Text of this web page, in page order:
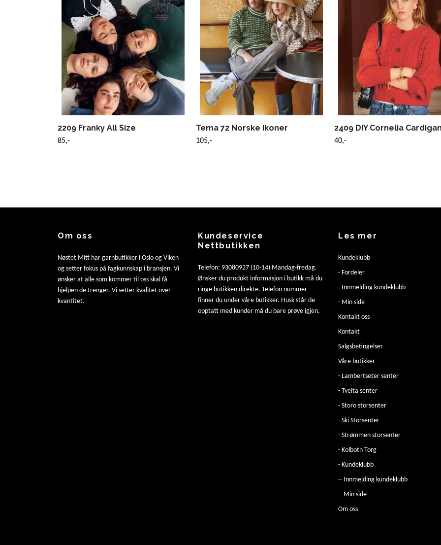
2209 Franky All Size
85,-
Tema 72 Norske Ikoner
105,-
2409 DIY Cornelia
40,-
Om oss
Nøstet Mitt har garnbutikker i Oslo og Viken
og setter fokus på fagkunnskap i bransjen. Vi
ønsker at alle som kommer til oss skal få
hjelpen de trenger. Vi setter kvalitet over
kvantitet.
Kundeservice
Nettbutikken
Telefon: 93080927 (10-14) Mandag-fredag.
Ønsker du produkt informasjon i butikk må du
ringe butikken direkte. Telefon nummer
finner du under våre butikker. Husk står de
opptatt med kunder må du bare prøve igjen.
Les mer
Kundeklubb
- Fordeler
- Innmelding kundeklubb
- Min side
Kontakt oss
Kontakt
Salgsbetingelser
Våre butikker
- Lambertseter senter
- Tveita senter
- Storo storsenter
- Ski Storsenter
- Strømmen storsenter
- Kolbotn Torg
- Kundeklubb
-- Innmelding kundeklubb
-- Min side
Om oss